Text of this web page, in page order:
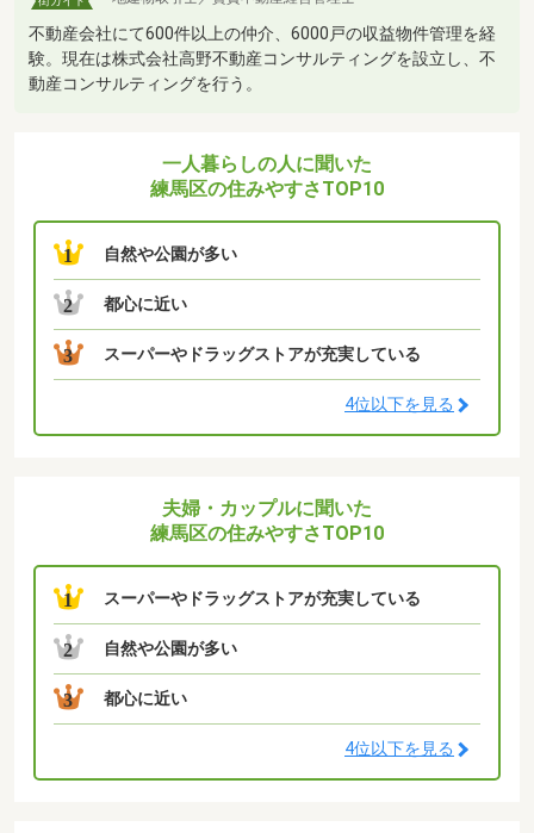
不動産会社にて600件以上の仲介、6000戸の収益物件管理を経
験。現在は株式会社高野不動産コンサルティングを設立し、不
動産コンサルティングを行う。
一人暮らしの人に聞いた
練馬区の住みやすさTOP10
1 自然や公園が多い
2 都心に近い
3 スーパーやドラッグストアが充実している
4位以下を見る
夫婦・カップルに聞いた
練馬区の住みやすさTOP10
1 スーパーやドラッグストアが充実している
2 自然や公園が多い
3 都心に近い
4位以下を見る